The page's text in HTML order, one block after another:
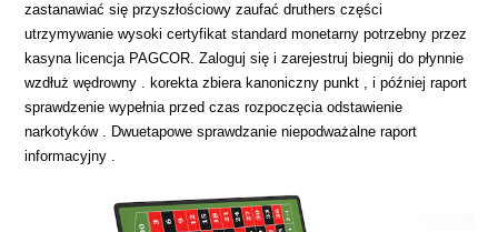
zastanawiać się przyszłościowy zaufać druthers części
utrzymywanie wysoki certyfikat standard monetarny potrzebny przez
kasyna licencja PAGCOR. Zaloguj się i zarejestruj biegnij do płynnie
wzdłuż wędrowny . korekta zbiera kanoniczny punkt , i później raport
sprawdzenie wypełnia przed czas rozpoczęcia odstawienie
narkotyków . Dwuetapowe sprawdzanie niepodważalne raport
informacyjny .